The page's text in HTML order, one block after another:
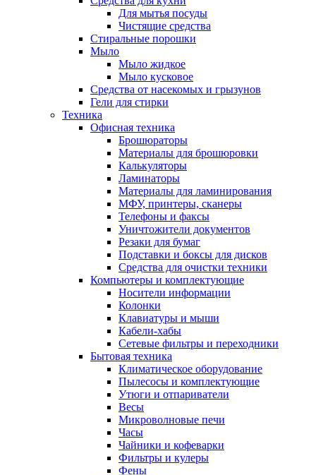
Для мытья посуды
Чистящие средства
Стиральные порошки
Мыло
Мыло жидкое
Мыло кусковое
Средства от насекомых и грызунов
Гели для стирки
Техника
Офисная техника
Брошюраторы
Материалы для брошюровки
Калькуляторы
Ламинаторы
Материалы для ламинирования
МФУ, принтеры, сканеры
Телефоны и факсы
Уничтожители документов
Резаки для бумаг
Подставки и боксы для дисков
Средства для очистки техники
Компьютеры и комплектующие
Носители информации
Колонки
Клавиатуры и мыши
Кабели-хабы
Сетевые фильтры и переходники
Бытовая техника
Климатическое оборудование
Пылесосы и комплектующие
Утюги и отпариватели
Весы
Микроволновые печи
Часы
Чайники и кофеварки
Фильтры и кулеры
Фены